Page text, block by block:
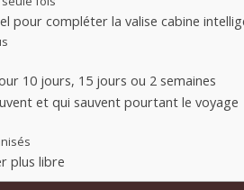
pour compléter la valise cabine
10 jours, 15 jours ou 2 semaines
et qui sauvent pourtant le voyage
plus libre